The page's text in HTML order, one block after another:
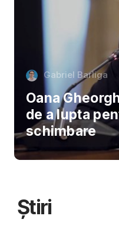
Gabriel Barliga
Oana
de a lupta
schimbare
Știri